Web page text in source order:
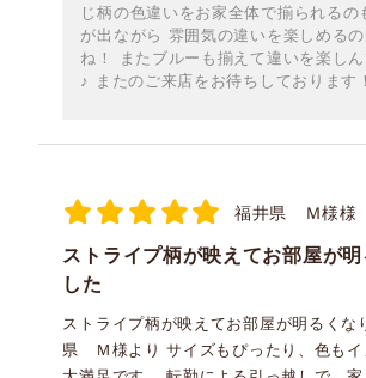
じ柄の色違いをお家全体で揃られるの
が出ながら 雰囲気の違いを楽しめる
ね！ またブルーも揃えて違いを楽し
♪ またのご来店をお待ちしております！
福井県 Ｍ様様
ストライプ柄が映えてお部屋が明
した
ストライプ柄が映えてお部屋が明るくな
県 Ｍ様より サイズもぴったり、色もイ